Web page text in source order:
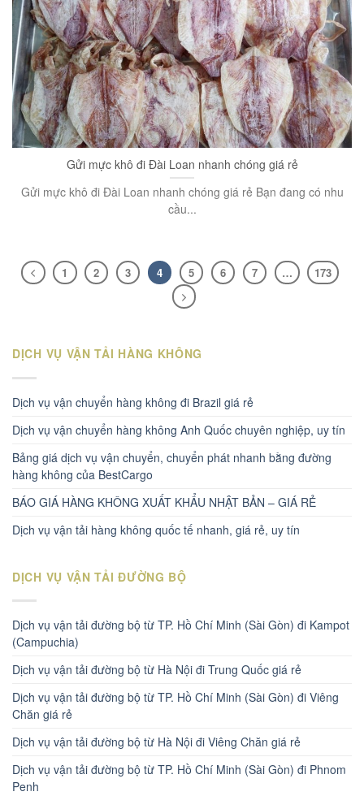
Gửi mực khô đi Đài Loan nhanh chóng giá rẻ
Gửi mực khô đi Đài Loan nhanh chóng giá rẻ Bạn đang có nhu
cầu...
1 2 3 4 5 6 7 … 173
DỊCH VỤ VẬN TẢI HÀNG KHÔNG
Dịch vụ vận chuyển hàng không đi Brazil giá rẻ
Dịch vụ vận chuyển hàng không Anh Quốc chuyên nghiệp, uy tín
Bảng giá dịch vụ vận chuyển, chuyển phát nhanh bằng đường
hàng không của BestCargo
BÁO GIÁ HÀNG KHÔNG XUẤT KHẨU NHẬT BẢN – GIÁ RẺ
Dịch vụ vận tải hàng không quốc tế nhanh, giá rẻ, uy tín
DỊCH VỤ VẬN TẢI ĐƯỜNG BỘ
Dịch vụ vận tải đường bộ từ TP. Hồ Chí Minh (Sài Gòn) đi Kampot
(Campuchia)
Dịch vụ vận tải đường bộ từ Hà Nội đi Trung Quốc giá rẻ
Dịch vụ vận tải đường bộ từ TP. Hồ Chí Minh (Sài Gòn) đi Viêng
Chăn giá rẻ
Dịch vụ vận tải đường bộ từ Hà Nội đi Viêng Chăn giá rẻ
Dịch vụ vận tải đường bộ từ TP. Hồ Chí Minh (Sài Gòn) đi Phnom
Penh